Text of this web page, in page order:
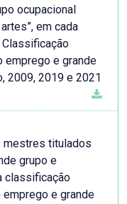
ocupacional
em cada
emprego e grande
2009, 2019 e 2021
mestres titulados
grupo e
classificação
e grande